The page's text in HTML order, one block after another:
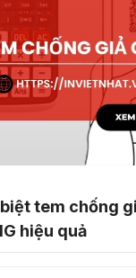
tem chống
hiệu quả